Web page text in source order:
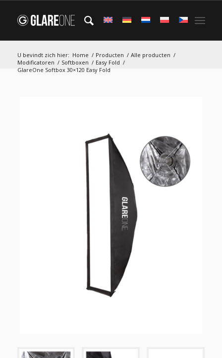
U bevindt zich hier: Home / Producten / Alle producten /
Modificatoren / Softboxen / Easy Fold /
GlareOne Softbox 30×120 Easy Fold